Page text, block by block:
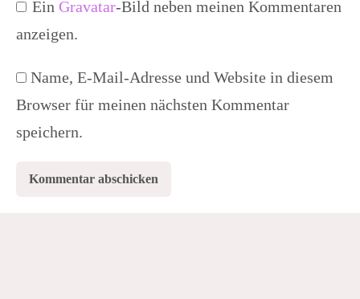
Ein Gravatar-Bild neben meinen Kommentaren
anzeigen.
Name, E-Mail-Adresse und Website in diesem
Browser für meinen nächsten Kommentar
speichern.